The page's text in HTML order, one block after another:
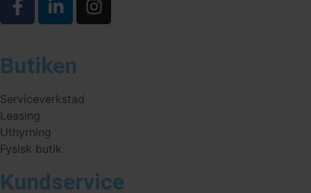
Butiken
Serviceverkstad
Leasing
Uthyrning
Fysisk butik
Kundservice